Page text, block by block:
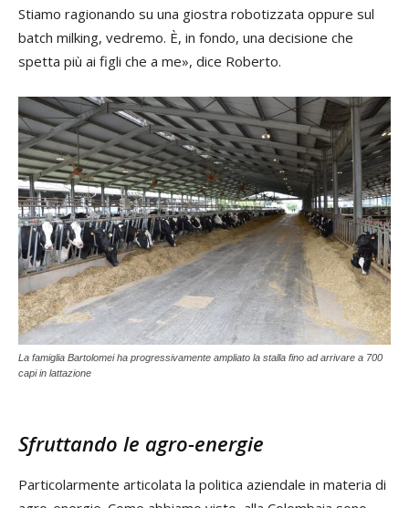
Stiamo ragionando su una giostra robotizzata oppure sul
batch milking, vedremo. È, in fondo, una decisione che
spetta più ai figli che a me», dice Roberto.
La famiglia Bartolomei ha progressivamente ampliato la stalla fino ad arrivare a 700
capi in lattazione
Sfruttando le agro-energie
Particolarmente articolata la politica aziendale in materia di